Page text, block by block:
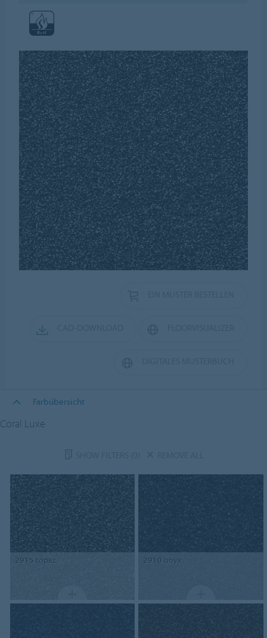
Farbübersicht
Coral Luxe
2915 topaz 2910 onyx